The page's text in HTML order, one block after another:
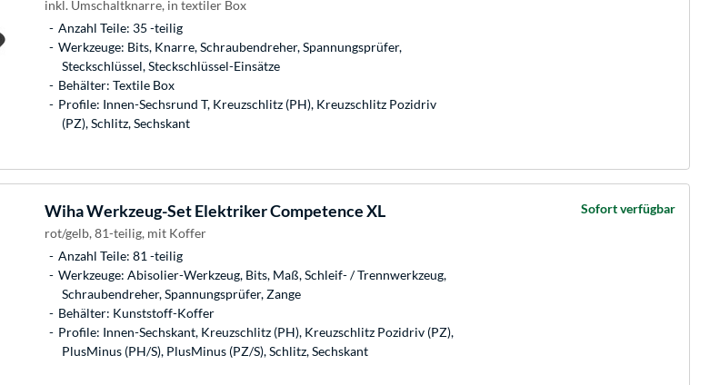
inkl. Umschaltknarre, in textiler Box
Anzahl Teile: 35 -teilig
Werkzeuge: Bits, Knarre, Schraubendreher, Spannungsprüfer,
Steckschlüssel, Steckschlüssel-Einsätze
Behälter: Textile Box
Profile: Innen-Sechsrund T, Kreuzschlitz (PH), Kreuzschlitz Pozidriv
(PZ), Schlitz, Sechskant
WihaWerkzeug-Set Elektriker Competence XL
rot/gelb, 81-teilig, mit Koffer
Anzahl Teile: 81 -teilig
Werkzeuge: Abisolier-Werkzeug, Bits, Maß, Schleif- / Trennwerkzeug,
Schraubendreher, Spannungsprüfer, Zange
Behälter: Kunststoff-Koffer
Profile: Innen-Sechskant, Kreuzschlitz (PH), Kreuzschlitz Pozidriv (PZ),
PlusMinus (PH/S), PlusMinus (PZ/S), Schlitz, Sechskant
Sofort verfügbar